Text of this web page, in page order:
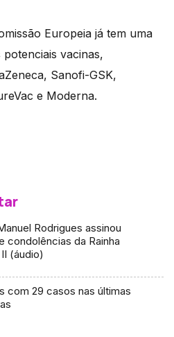
Europeia já tem uma
vacinas,
Sanofi-GSK,
e Moderna.
Rodrigues assinou
condolências da Rainha
(áudio)
com 29 casos nas últimas